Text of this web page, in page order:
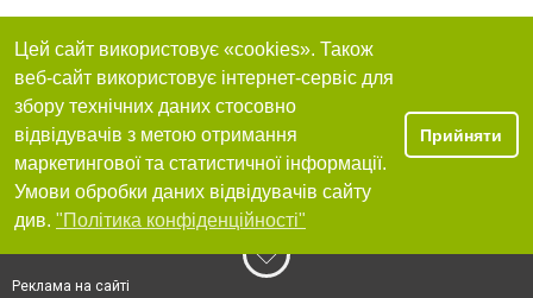
Цей сайт використовує «cookies». Також
веб-сайт використовує інтернет-сервіс для
збору технічних даних стосовно
відвідувачів з метою отримання
маркетингової та статистичної інформації.
Умови обробки даних відвідувачів сайту
див. "Політика конфіденційності"
Прийняти
Реклама на сайті